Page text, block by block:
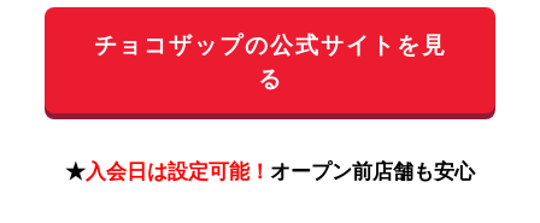
チョコザップの公式サイトを見
る
★入会日は設定可能！ オープン前店舗も安心